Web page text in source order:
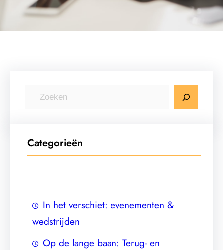
k
e
Categorieën
In het verschiet: evenementen &
wedstrijden
Op de lange baan: Terug- en